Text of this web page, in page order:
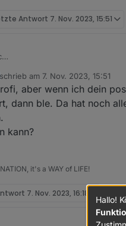
Antwort 7. Nov. 2023, 15:51
ich im Vorfeld auch bereits
mit, was passiert....
deinstalliert,
ihn aus der Weboberfläche
add ble --host
9.8.1
code 1npm ERR! path /
Cannot install
danach erneut versucht den
schrieb am 7. Nov. 2023, 15:51
editiert von
aber wenn ich dein
dann ble. Da hat noch
kann?
it's a WAY of LIFE!
7. Nov. 2023, 16:18
Hallo!